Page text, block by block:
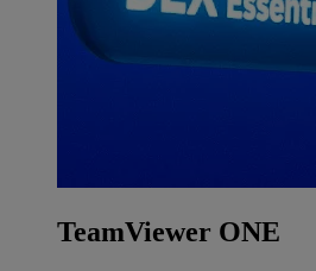
TeamViewer ONE